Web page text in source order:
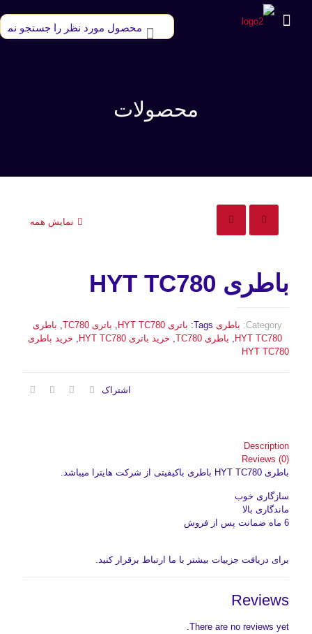
محصولات
نمایش همه
باطری HYT TC780
Category: باطری Tags: باتری HYT TC780 , باتری TC780 , باطری
HYT TC780
, باطری TC780 , خرید باتری HYT TC780 , خرید باطری
HYT TC780
اشتراک
Description
Reviews (0)
باطری HYT TC780 باطری باکیفیتی از شرکت هایترا میباشد.
سازگاری خوب
ماندگاری بالا
6 ماه ضمانت پس از فروش
برای دریافت جزییات بیشتر با ما ارتباط برقرار کنید.
Reviews
There are no reviews yet.